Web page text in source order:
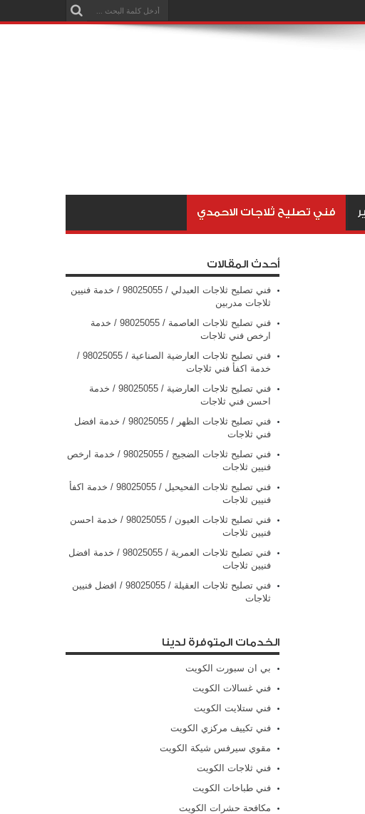
فني تصليح ثلاجات الاحمدي
أحدث المقالات
فني تصليح ثلاجات العبدلي / 98025055 / خدمة فنيين
ثلاجات مدربين
فني تصليح ثلاجات العاصمة / 98025055 / خدمة
ارخص فني ثلاجات
فني تصليح ثلاجات العارضية الصناعية / 98025055 /
خدمة اكفأ فني ثلاجات
فني تصليح ثلاجات العارضية / 98025055 / خدمة
احسن فني ثلاجات
فني تصليح ثلاجات الظهر / 98025055 / خدمة افضل
فني ثلاجات
فني تصليح ثلاجات الضجيج / 98025055 / خدمة ارخص
فنيين ثلاجات
فني تصليح ثلاجات الفحيحيل / 98025055 / خدمة اكفأ
فنيين ثلاجات
فني تصليح ثلاجات العيون / 98025055 / خدمة احسن
فنيين ثلاجات
فني تصليح ثلاجات العمرية / 98025055 / خدمة افضل
فنيين ثلاجات
فني تصليح ثلاجات العقيلة / 98025055 / افضل فنيين
ثلاجات
الخدمات المتوفرة لدينا
بي ان سبورت الكويت
فني غسالات الكويت
فني ستلايت الكويت
فني تكييف مركزي الكويت
مقوي سيرفس شيكة الكويت
فني ثلاجات الكويت
فني طباخات الكويت
مكافحة حشرات الكويت